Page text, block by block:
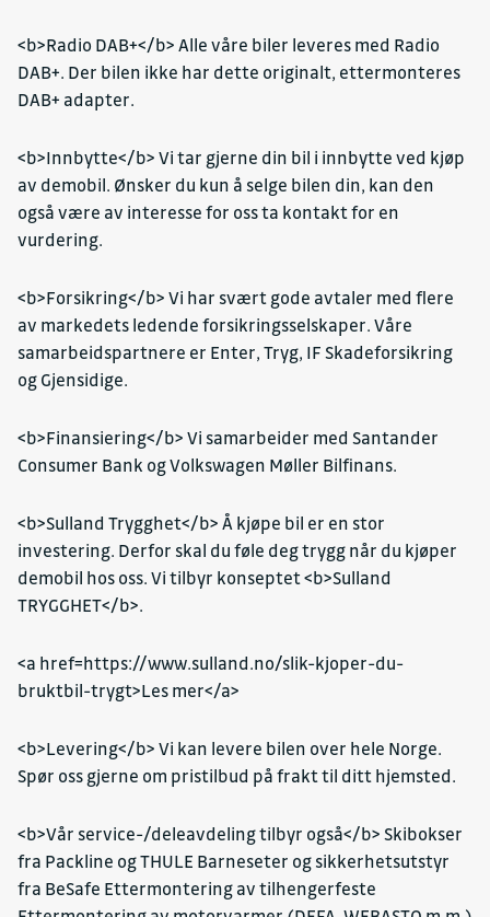
<b>Radio DAB+</b> Alle våre biler leveres med Radio
DAB+. Der bilen ikke har dette originalt, ettermonteres
DAB+ adapter.
<b>Innbytte</b> Vi tar gjerne din bil i innbytte ved kjøp
av demobil. Ønsker du kun å selge bilen din, kan den
også være av interesse for oss ta kontakt for en
vurdering.
<b>Forsikring</b> Vi har svært gode avtaler med flere
av markedets ledende forsikringsselskaper. Våre
samarbeidspartnere er Enter, Tryg, IF Skadeforsikring
og Gjensidige.
<b>Finansiering</b> Vi samarbeider med Santander
Consumer Bank og Volkswagen Møller Bilfinans.
<b>Sulland Trygghet</b> Å kjøpe bil er en stor
investering. Derfor skal du føle deg trygg når du kjøper
demobil hos oss. Vi tilbyr konseptet <b>Sulland
TRYGGHET</b>.
<a href=https://www.sulland.no/slik-kjoper-du-
bruktbil-trygt>Les mer</a>
<b>Levering</b> Vi kan levere bilen over hele Norge.
Spør oss gjerne om pristilbud på frakt til ditt hjemsted.
<b>Vår service-/deleavdeling tilbyr også</b> Skibokser
fra Packline og THULE Barneseter og sikkerhetsutstyr
fra BeSafe Ettermontering av tilhengerfeste